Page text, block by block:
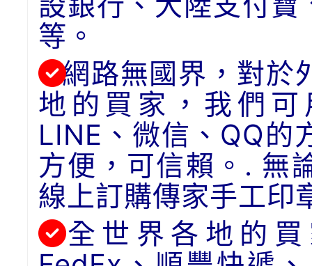
等。
網路無國界，對於
地的買家，我們
LINE、微信、QQ的
方便，可信賴。. 無
線上訂購傳家手工印
全世界各地的買